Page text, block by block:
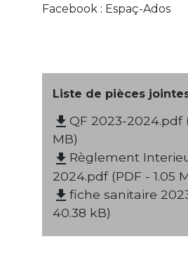
Facebook : Espaç-Ados
Liste de pièces
file_download QF 2023-2024.pdf
MB)
file_download Règlement
2024.pdf (PDF - 1.05
file_download fiche sanitaire
40.38 kB)